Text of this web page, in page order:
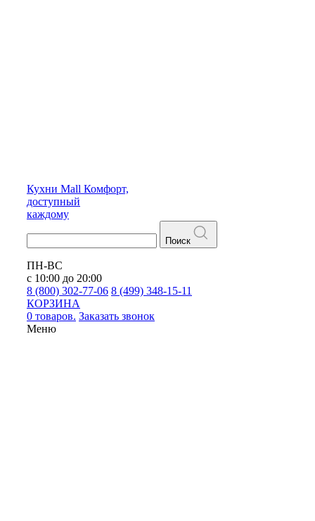
Кухни Mall Комфорт,
доступный
каждому
Поиск
ПН-ВС
с 10:00 до 20:00
8 (800) 302-77-06 8 (499) 348-15-11
КОРЗИНА
0 товаров. Заказать звонок
Меню